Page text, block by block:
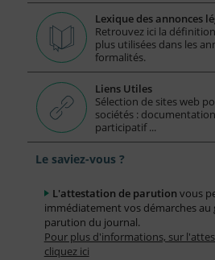
Lexique des annonces
Retrouvez ici la
plus utilisées dans les
formalités.
Liens Utiles
Sélection de sites web
sociétés :
participatif ...
Le saviez-vous ?
L'attestation de parution vous
immédiatement vos démarches au
parution du journal.
Pour plus d'informations, sur
cliquez ici